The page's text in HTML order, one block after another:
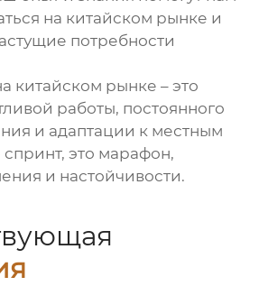
на китайском рынке и
потребности
китайском рынке – это
работы, постоянного
и адаптации к местным
это марафон,
и настойчивости.